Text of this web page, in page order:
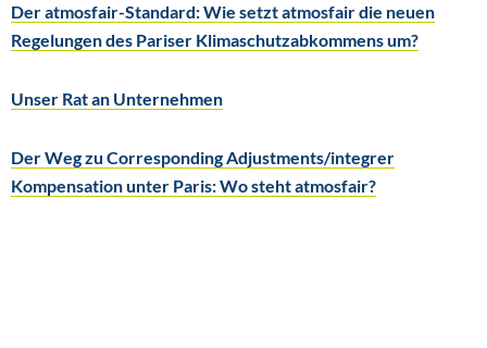
Der atmosfair-Standard: Wie setzt atmosfair die neuen
Regelungen des Pariser Klimaschutzabkommens um?
Unser Rat an Unternehmen
Der Weg zu Corresponding Adjustments/integrer
Kompensation unter Paris: Wo steht atmosfair?